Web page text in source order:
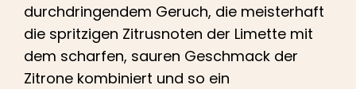
durchdringendem Geruch, die meisterhaft
die spritzigen Zitrusnoten der Limette mit
dem scharfen, sauren Geschmack der
Zitrone kombiniert und so ein